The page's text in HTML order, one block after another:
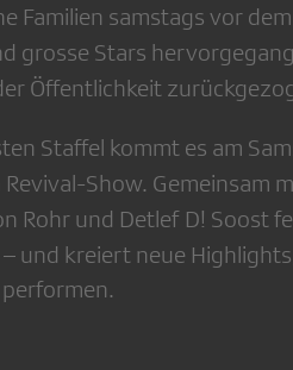
Familien samstags vor
grosse Stars
Öffentlichkeit
Staffel kommt es am
Show. Gemeinsam
Rohr und Detlef D! Soost
– und kreiert neue